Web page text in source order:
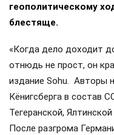
геополитическому
блестяще.
«Когда дело доходит
отнюдь не прост, он
издание Sohu. Авторы
Кёнигсберга в состав
Тегеранской,
После разгрома